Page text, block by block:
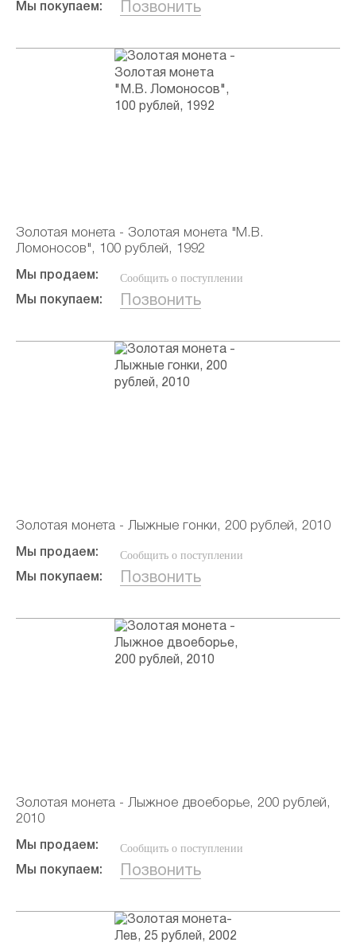
Мы покупаем: Позвонить
Золотая монета - Золотая монета "М.В.
Ломоносов", 100 рублей, 1992
Мы продаем: Сообщить о поступлении
Мы покупаем: Позвонить
Золотая монета - Лыжные гонки, 200 рублей, 2010
Мы продаем: Сообщить о поступлении
Мы покупаем: Позвонить
Золотая монета - Лыжное двоеборье, 200 рублей,
2010
Мы продаем: Сообщить о поступлении
Мы покупаем: Позвонить